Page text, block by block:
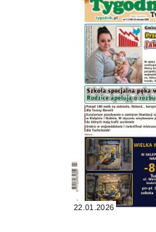
22.01.2026